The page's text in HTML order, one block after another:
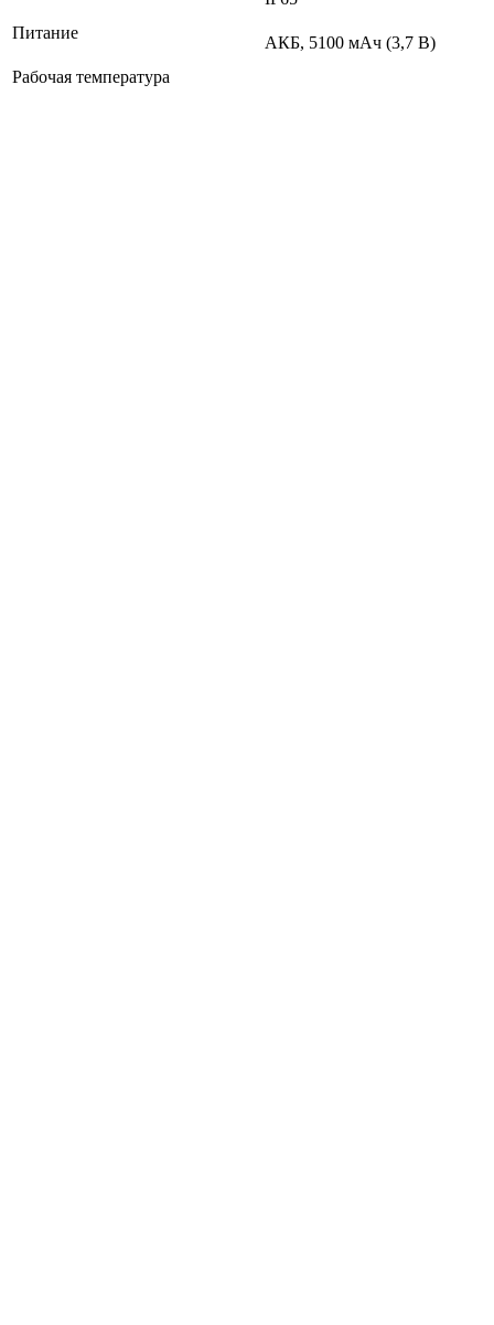
Питание
АКБ, 5100 мАч (3,7 В)
Рабочая температура